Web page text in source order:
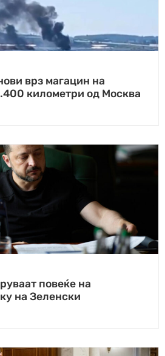
врз магацин на
километри од Москва
повеќе на
на Зеленски